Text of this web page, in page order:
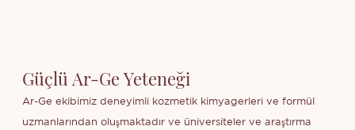
Güçlü Ar-Ge Yeteneği
Ar-Ge ekibimiz deneyimli kozmetik kimyagerleri ve formül
uzmanlarından oluşmaktadır ve üniversiteler ve araştırma